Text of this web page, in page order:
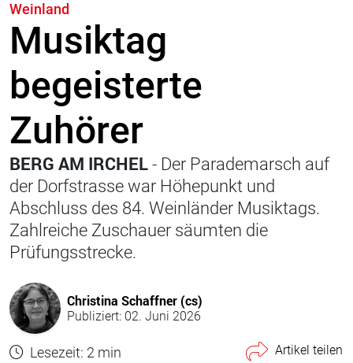
Weinland
Musiktag
begeisterte
Zuhörer
BERG AM IRCHEL - Der Parademarsch auf
der Dorfstrasse war Höhepunkt und
Abschluss des 84. Weinländer Musiktags.
Zahlreiche Zuschauer säumten die
Prüfungsstrecke.
Christina Schaffner (cs)
Publiziert: 02. Juni 2026
Lesezeit: 2 min Artikel teilen